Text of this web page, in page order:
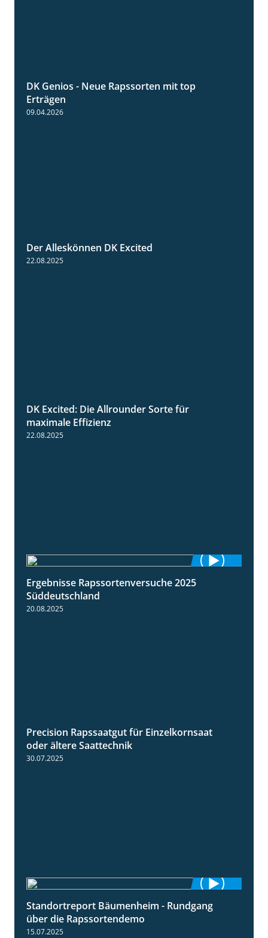
DK Genios - Neue Rapssorten mit top
Erträgen
09.04.2026
Der Alleskönnen DK Excited
22.08.2025
DK Excited: Die Allrounder Sorte für
maximale Effizienz
22.08.2025
Ergebnisse Rapssortenversuche 2025
Süddeutschland
20.08.2025
2:05
Precision Rapssaatgut für Einzelkornsaat
oder ältere Saattechnik
30.07.2025
6:03
Standortreport Bäumenheim - Rundgang
über die Rapssortendemo
15.07.2025